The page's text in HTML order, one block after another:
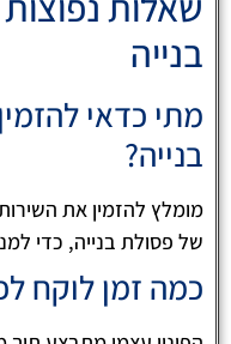
בנייה
מתי כדאי
בנייה?
מומלץ להזמין את
של פסולת בנייה, כדי
כמה זמן לוקח